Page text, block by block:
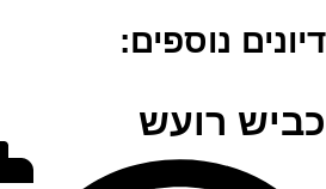
דיונים נוספים:
כביש רועש